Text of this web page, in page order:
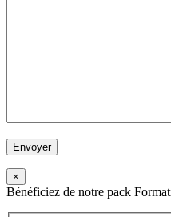
×
Bénéficiez de notre pack